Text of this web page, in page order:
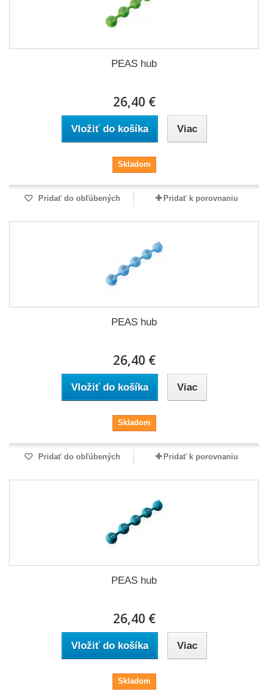
PEAS hub
26,40 €
Vložiť do košíka Viac
Skladom
Pridať do obľúbených Pridať k porovnaniu
PEAS hub
26,40 €
Vložiť do košíka Viac
Skladom
Pridať do obľúbených Pridať k porovnaniu
PEAS hub
26,40 €
Vložiť do košíka Viac
Skladom